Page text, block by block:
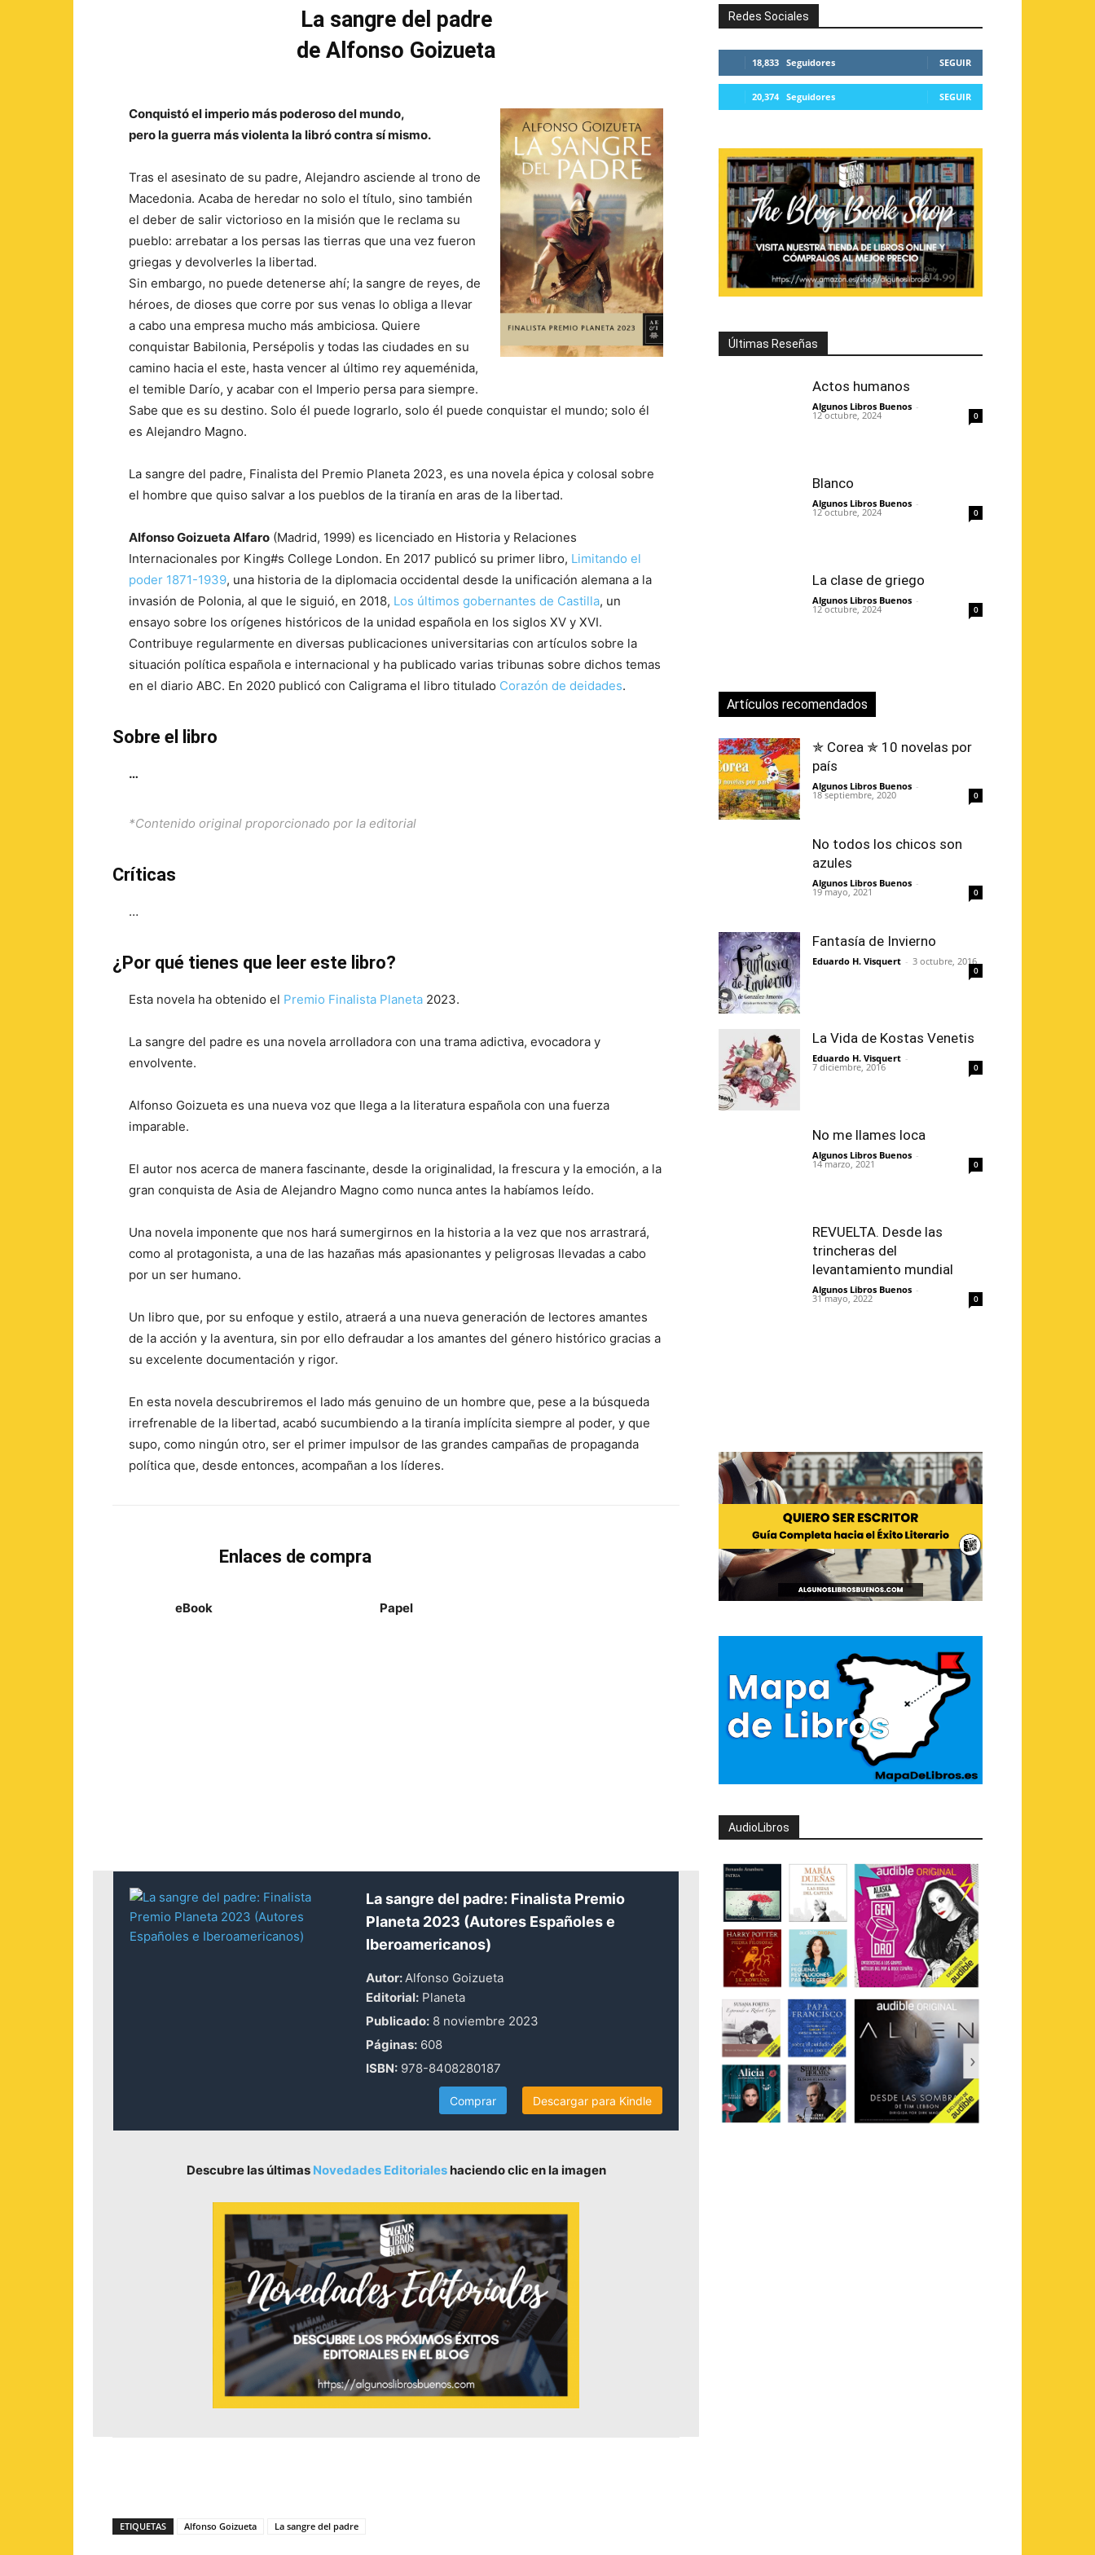
La sangre del padre
de Alfonso Goizueta
Conquistó el imperio más poderoso del mundo,
pero la guerra más violenta la libró contra sí mismo.
Tras el asesinato de su padre, Alejandro asciende al trono de
Macedonia. Acaba de heredar no solo el título, sino también
el deber de salir victorioso en la misión que le reclama su
pueblo: arrebatar a los persas las tierras que una vez fueron
griegas y devolverles la libertad.
Sin embargo, no puede detenerse ahí; la sangre de reyes, de
héroes, de dioses que corre por sus venas lo obliga a llevar
a cabo una empresa mucho más ambiciosa. Quiere
conquistar Babilonia, Persépolis y todas las ciudades en su
camino hacia el este, hasta vencer al último rey aqueménida,
el temible Darío, y acabar con el Imperio persa para siempre.
Sabe que es su destino. Solo él puede lograrlo, solo él puede conquistar el mundo; solo él
es Alejandro Magno.
La sangre del padre, Finalista del Premio Planeta 2023, es una novela épica y colosal sobre
el hombre que quiso salvar a los pueblos de la tiranía en aras de la libertad.
Alfonso Goizueta Alfaro (Madrid, 1999) es licenciado en Historia y Relaciones
Internacionales por King#s College London. En 2017 publicó su primer libro, Limitando el
poder 1871-1939, una historia de la diplomacia occidental desde la unificación alemana a la
invasión de Polonia, al que le siguió, en 2018, Los últimos gobernantes de Castilla, un
ensayo sobre los orígenes históricos de la unidad española en los siglos XV y XVI.
Contribuye regularmente en diversas publicaciones universitarias con artículos sobre la
situación política española e internacional y ha publicado varias tribunas sobre dichos temas
en el diario ABC. En 2020 publicó con Caligrama el libro titulado Corazón de deidades.
Sobre el libro
…
*Contenido original proporcionado por la editorial
Críticas
…
¿Por qué tienes que leer este libro?
Esta novela ha obtenido el Premio Finalista Planeta 2023.
La sangre del padre es una novela arrolladora con una trama adictiva, evocadora y
envolvente.
Alfonso Goizueta es una nueva voz que llega a la literatura española con una fuerza
imparable.
El autor nos acerca de manera fascinante, desde la originalidad, la frescura y la emoción, a la
gran conquista de Asia de Alejandro Magno como nunca antes la habíamos leído.
Una novela imponente que nos hará sumergirnos en la historia a la vez que nos arrastrará,
como al protagonista, a una de las hazañas más apasionantes y peligrosas llevadas a cabo
por un ser humano.
Un libro que, por su enfoque y estilo, atraerá a una nueva generación de lectores amantes
de la acción y la aventura, sin por ello defraudar a los amantes del género histórico gracias a
su excelente documentación y rigor.
En esta novela descubriremos el lado más genuino de un hombre que, pese a la búsqueda
irrefrenable de la libertad, acabó sucumbiendo a la tiranía implícita siempre al poder, y que
supo, como ningún otro, ser el primer impulsor de las grandes campañas de propaganda
política que, desde entonces, acompañan a los líderes.
Enlaces de compra
eBook Papel
La sangre del padre: Finalista Premio
Planeta 2023 (Autores Españoles e
Iberoamericanos)
Autor:Alfonso Goizueta
Editorial: Planeta
Publicado: 8 noviembre 2023
Páginas: 608
ISBN: 978-8408280187
Comprar Descargar para Kindle
Descubre las últimas Novedades Editorialeshaciendo clic en la imagen
ETIQUETAS Alfonso Goizueta La sangre del padre
Redes Sociales
18,833 Seguidores SEGUIR
20,374 Seguidores SEGUIR
Últimas Reseñas
Actos humanos
Algunos Libros Buenos -
12 octubre, 2024 0
Blanco
Algunos Libros Buenos -
12 octubre, 2024 0
La clase de griego
Algunos Libros Buenos -
12 octubre, 2024 0
Artículos recomendados
✯ Corea ✯ 10 novelas por
país
Algunos Libros Buenos -
18 septiembre, 2020 0
No todos los chicos son
azules
Algunos Libros Buenos -
19 mayo, 2021 0
Fantasía de Invierno
Eduardo H. Visquert - 3 octubre, 2016
0
La Vida de Kostas Venetis
Eduardo H. Visquert -
7 diciembre, 2016 0
No me llames loca
Algunos Libros Buenos -
14 marzo, 2021 0
REVUELTA. Desde las
trincheras del
levantamiento mundial
Algunos Libros Buenos -
31 mayo, 2022 0
AudioLibros